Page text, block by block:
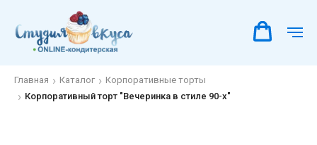
Главная Каталог
Корпоративные торты
Корпоративный торт "Вечеринка в стиле 90-х"